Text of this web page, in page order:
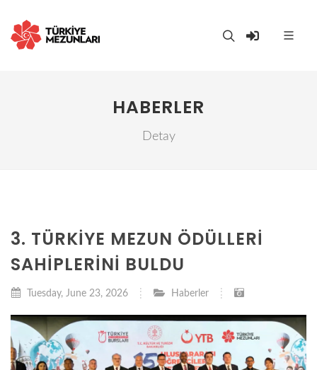
HABERLER
Detay
3. TÜRKİYE MEZUN ÖDÜLLERİ
SAHİPLERİNİ BULDU
Tuesday, June 23, 2026 Haberler